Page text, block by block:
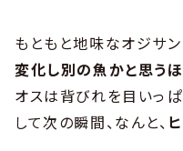
もともと地味なオジサン
変化し別の魚かと思う
オスは背びれを目いっ
して次の瞬間、なんと、